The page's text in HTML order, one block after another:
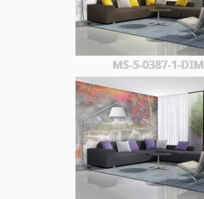
MS-5-0387-1-DIM